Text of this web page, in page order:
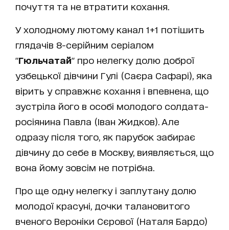
почуття та не втратити кохання.
У холодному лютому канал 1+1 потішить
глядачів 8-серійним серіалом
"Гюльчатай" про нелегку долю доброї
узбецької дівчини Гулі (Саєра Сафарі), яка
вірить у справжнє кохання і впевнена, що
зустріла його в особі молодого солдата-
росіянина Павла (Іван Жидков). Але
одразу після того, як парубок забирає
дівчину до себе в Москву, виявляється, що
вона йому зовсім не потрібна.
Про ще одну нелегку і заплутану долю
молодої красуні, дочки талановитого
вченого Вероніки Сєрової (Наталя Бардо)